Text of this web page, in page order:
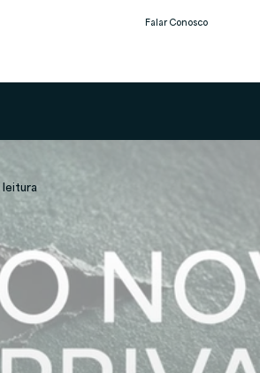
Falar Conosco
leitura